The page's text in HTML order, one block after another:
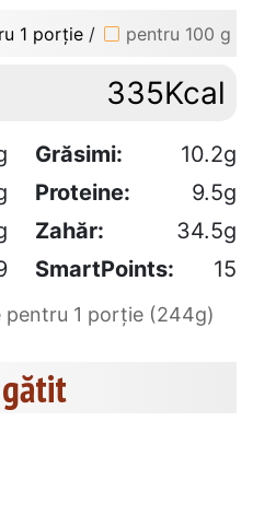
1 porție / pentru 100 g
335Kcal
Grăsimi:
10.2g
Proteine:
9.5g
Zahăr:
34.5g
SmartPoints: 15
1 porție (244g)